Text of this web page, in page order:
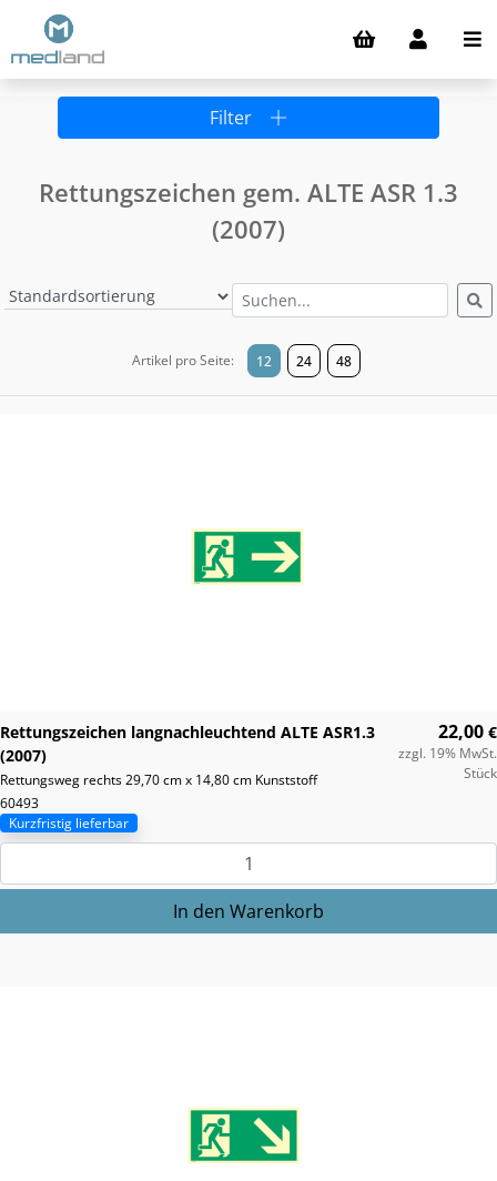
Filter
Rettungszeichen gem. ALTE ASR 1.3
(2007)
Artikel pro Seite: 12 24 48
Rettungszeichen langnachleuchtend ALTE ASR1.3
(2007)
Rettungsweg rechts 29,70 cm x 14,80 cm Kunststoff
60493
22,00 €
zzgl. 19% MwSt.
Stück
Kurzfristig lieferbar